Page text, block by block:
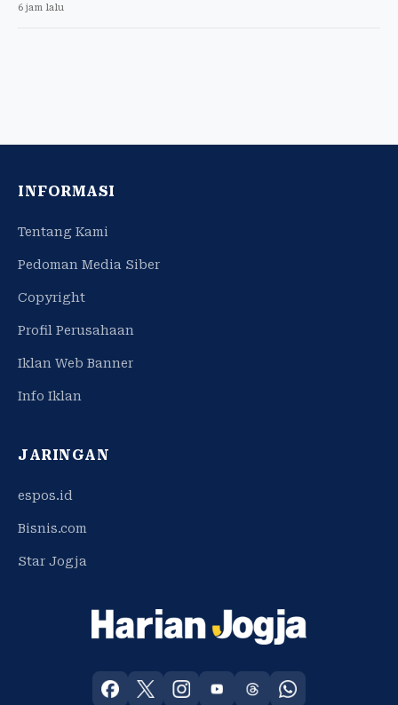
6 jam lalu
INFORMASI
Tentang Kami
Pedoman Media Siber
Copyright
Profil Perusahaan
Iklan Web Banner
Info Iklan
JARINGAN
espos.id
Bisnis.com
Star Jogja